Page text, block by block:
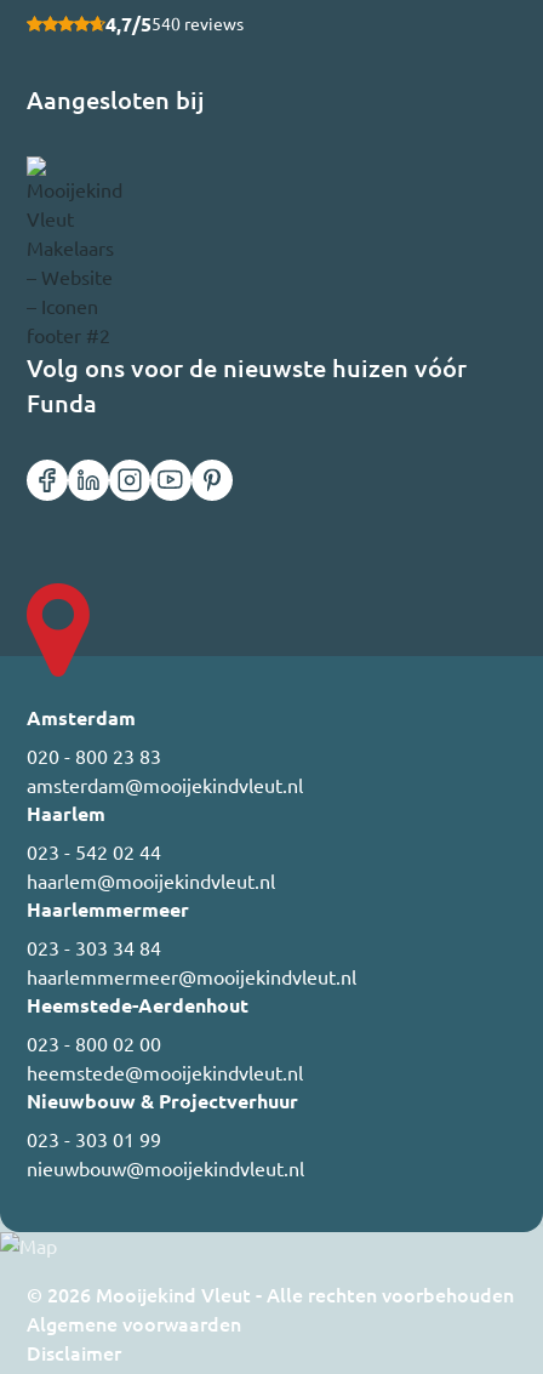
4,7/5540 reviews
Aangesloten bij
Volg ons voor de nieuwste huizen vóór
Funda
Amsterdam
020 - 800 23 83
amsterdam@mooijekindvleut.nl
Haarlem
023 - 542 02 44
haarlem@mooijekindvleut.nl
Haarlemmermeer
023 - 303 34 84
haarlemmermeer@mooijekindvleut.nl
Heemstede-Aerdenhout
023 - 800 02 00
heemstede@mooijekindvleut.nl
Nieuwbouw & Projectverhuur
023 - 303 01 99
nieuwbouw@mooijekindvleut.nl
© 2026 Mooijekind Vleut - Alle rechten voorbehouden
Algemene voorwaarden
Disclaimer